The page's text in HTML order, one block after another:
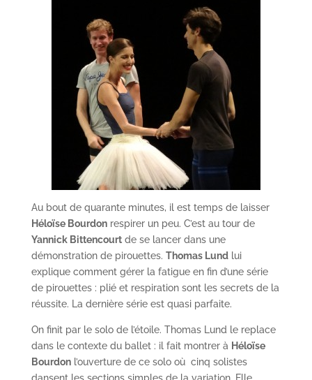
Au bout de quarante minutes, il est temps de laisser
Héloïse Bourdonrespirer un peu. C’est au tour de
Yannick Bittencourtde se lancer dans une
démonstration de pirouettes. Thomas Lundlui
explique comment gérer la fatigue en fin d’une série
de pirouettes : plié et respiration sont les secrets de la
réussite. La dernière série est quasi parfaite.
On finit par le solo de l’étoile. Thomas Lund le replace
dans le contexte du ballet : il fait montrer à Héloïse
Bourdonl’ouverture de ce solo où cinq solistes